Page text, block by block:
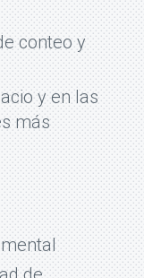
conteo y
y en las
más